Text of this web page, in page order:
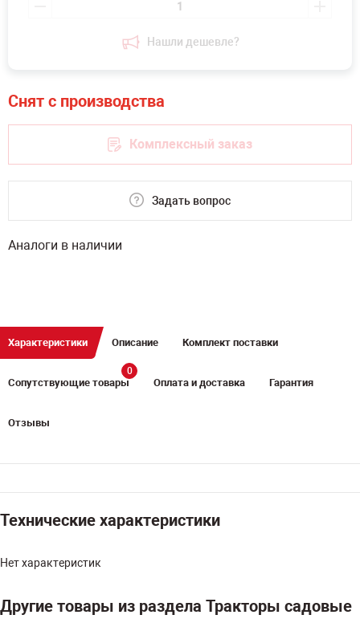
Нашли дешевле?
Комплексный заказ
Задать вопрос
Аналоги в наличии
Характеристики Описание Комплект поставки
Сопутствующие товары
0
Оплата и доставка Гарантия
Отзывы
Технические характеристики
Нет характеристик
Другие товары из раздела Тракторы садовые